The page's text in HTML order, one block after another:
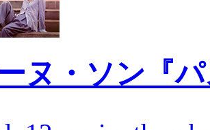
ヌ・ソン『